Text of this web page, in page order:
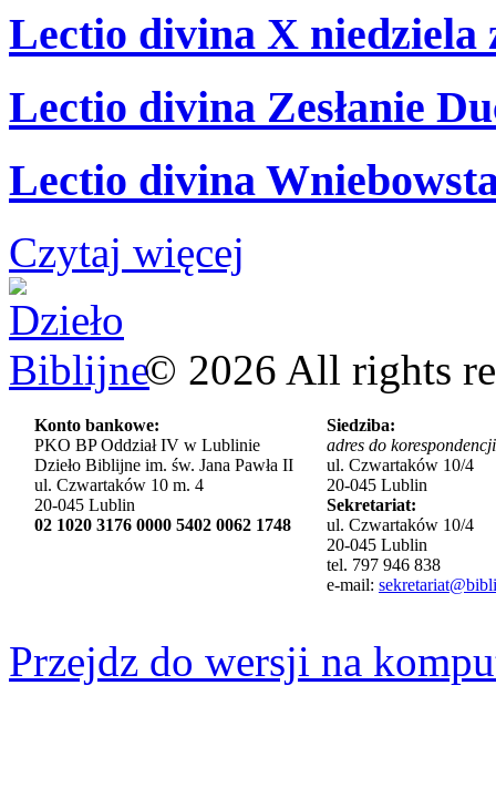
Lectio divina X niedziela
Lectio divina Zesłanie
Lectio divina
Czytaj więcej
© 2026 All rights
Konto bankowe:
PKO BP Oddział IV w Lublinie
Dzieło Biblijne im. św. Jana Pawła II
ul. Czwartaków 10 m. 4
20-045 Lublin
02 1020 3176 0000 5402 0062 1748
Siedziba:
adres do
ul. Czwartaków 10/4
20-045 Lublin
Sekretariat:
ul. Czwartaków 10/4
20-045 Lublin
tel. 797 946 838
e-mail:
Przejdz do wersji na